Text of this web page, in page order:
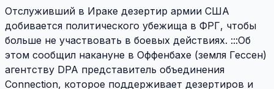
Отслуживший в Ираке дезертир армии США
добивается политического убежища в ФРГ, чтобы
больше не участвовать в боевых действиях. :::Об
этом сообщил накануне в Оффенбахе (земля Гессен)
агентству DPA представитель объединения
Connection, которое поддерживает дезертиров и